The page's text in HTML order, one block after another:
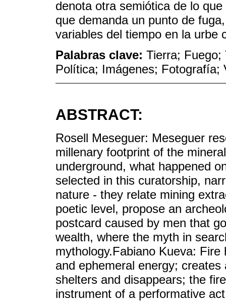
denota otra semiótica de lo
que demanda un punto de
variables del tiempo en la urbe
Palabras clave: Tierra;
Política; Imágenes; Fotografía;
ABSTRACT:
Rosell Meseguer: Meseguer
millenary footprint of the
underground, what happened
selected in this curatorship,
nature - they relate mining
poetic level, propose an
postcard caused by men that
wealth, where the myth in
mythology.Fabiano Kueva:
and ephemeral energy;
shelters and disappears; the
instrument of a performative